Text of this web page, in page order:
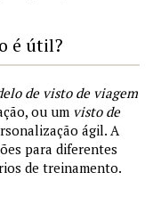
é útil?
de visto de viagem
ou um visto de
ágil. A
para diferentes
de treinamento.